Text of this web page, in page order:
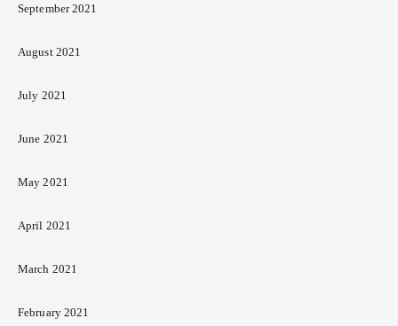
September 2021
August 2021
July 2021
June 2021
May 2021
April 2021
March 2021
February 2021